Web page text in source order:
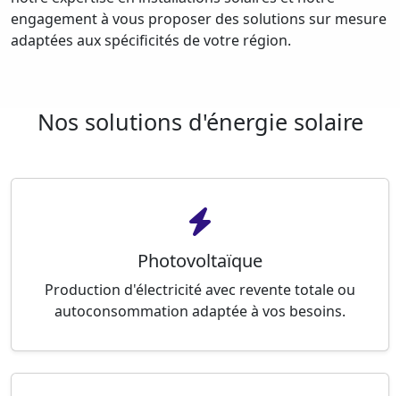
engagement à vous proposer des solutions sur mesure
adaptées aux spécificités de votre région.
Nos solutions d'énergie solaire
Photovoltaïque
Production d'électricité avec revente totale ou
autoconsommation adaptée à vos besoins.